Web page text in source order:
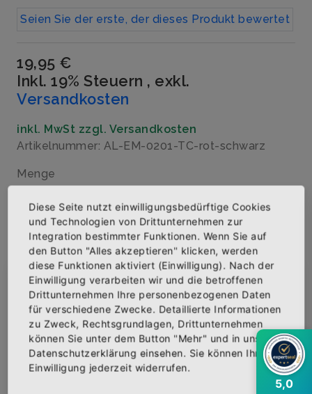
Seien Sie der erste, der dieses Produkt bewertet
19,95 €
Inkl. 19% Steuern , exkl.
Versandkosten
inkl. MwSt zzgl. Versandkosten
Artikelnummer: AL-EM-0201-TC-rot-schwarz
Menge
IN DEN WARENKORB
BESCHREIBUNG INFOS BEWERTUNGEN
Abonniere jetzt unseren Newsletter
Bekomme die aktuellsten News über neue
Produkte und zudem einen 10% Gutschein für
deine nächste Bestellung.
Diese Seite nutzt einwilligungsbedürftige Cookies
und Technologien von Drittunternehmen zur
Integration bestimmter Funktionen. Wenn Sie auf
den Button "Alles akzeptieren" klicken, werden
diese Funktionen aktiviert (Einwilligung). Nach der
Einwilligung verarbeiten wir und die betroffenen
Drittunternehmen Ihre personenbezogenen Daten
für verschiedene Zwecke. Detaillierte Informationen
zu Zweck, Rechtsgrundlagen, Drittunternehmen
können Sie unter dem Button "Mehr" und in unserer
Datenschutzerklärung einsehen. Sie können Ihre
Einwilligung jederzeit widerrufen.
5,0